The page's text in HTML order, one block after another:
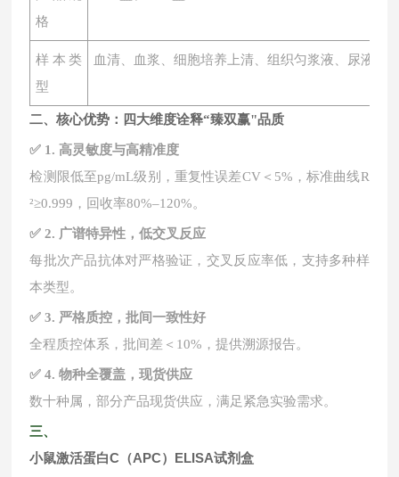
格
样本类
型
血清、血浆、细胞培养上清、组织匀浆液、尿液、
二、核心优势：四大维度诠释“臻双赢"品质
✅ 1. 高灵敏度与高精准度
检测限低至pg/mL级别，重复性误差CV＜5%，标准曲线R
²≥0.999，回收率80%–120%。
✅ 2. 广谱特异性，低交叉反应
每批次产品抗体对严格验证，交叉反应率低，支持多种样
本类型。
✅ 3. 严格质控，批间一致性好
全程质控体系，批间差＜ 10%，提供溯源报告。
✅ 4. 物种全覆盖，现货供应
数十种属，部分产品现货供应，满足紧急实验需求。
三、
小鼠激活蛋白C（APC）ELISA试剂盒